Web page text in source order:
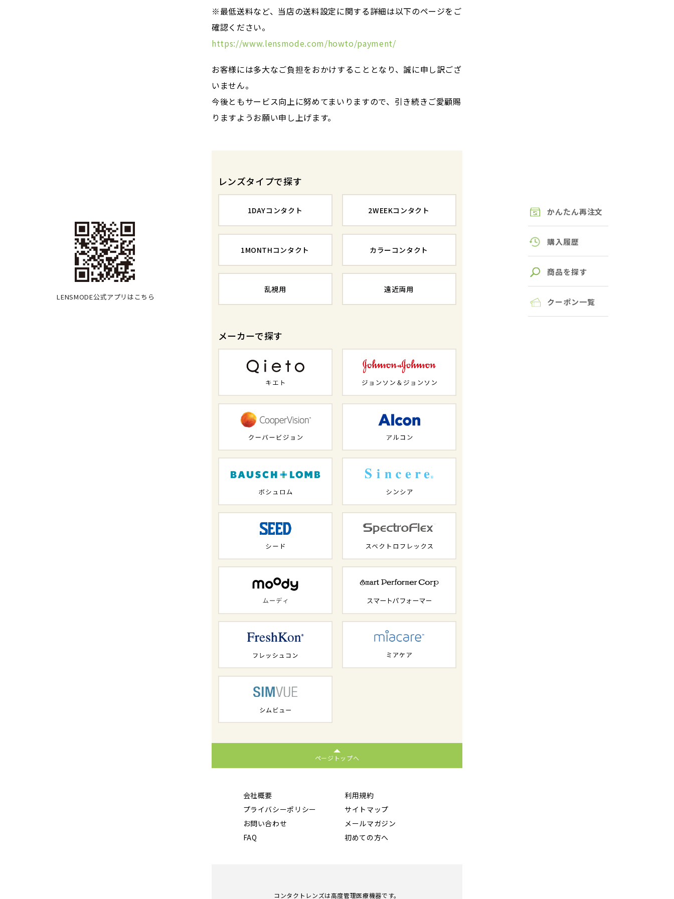
LENSMODE公式アプリはこちら
かんたん再注文
購入履歴
商品を探す
クーポン一覧
※最低送料など、当店の送料設定に関する詳細は以下のページをご
確認ください。
https://www.lensmode.com/howto/payment/
お客様には多大なご負担をおかけすることとなり、誠に申し訳ござ
いません。
今後ともサービス向上に努めてまいりますので、引き続きご愛顧賜
りますようお願い申し上げます。
レンズタイプで探す
1DAYコンタクト 2WEEKコンタクト
1MONTHコンタクト カラーコンタクト
乱視用 遠近両用
メーカーで探す
ページトップへ
会社概要
利用規約
プライバシーポリシー
サイトマップ
お問い合わせ
メールマガジン
FAQ
初めての方へ
コンタクトレンズは高度管理医療機器です。